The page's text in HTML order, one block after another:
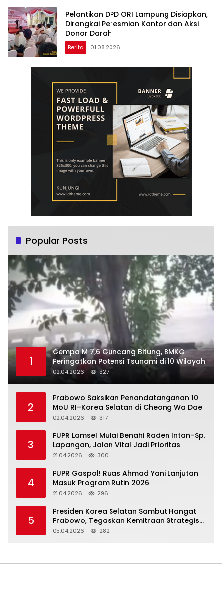
Pelantikan DPD ORI Lampung Disiapkan,
Dirangkai Peresmian Kantor dan Aksi
Donor Darah
Berita 01.08.2026
Popular Posts
1
Gempa M 7,6 Guncang Bitung, BMKG
Peringatkan Potensi Tsunami di 10 Wilayah
02.04.2026 327
2
Prabowo Saksikan Penandatanganan 10
MoU RI–Korea Selatan di Cheong Wa Dae
02.04.2026 317
3
‎PUPR Lamsel Mulai Benahi Raden Intan–Sp.
Lapangan, Jalan Vital Jadi Prioritas
21.04.2026 300
4
‎PUPR Gaspol! Ruas Ahmad Yani Lanjutan
Masuk Program Rutin 2026
21.04.2026 296
5
Presiden Korea Selatan Sambut Hangat
Prabowo, Tegaskan Kemitraan Strategis
Komprehensif
05.04.2026 282